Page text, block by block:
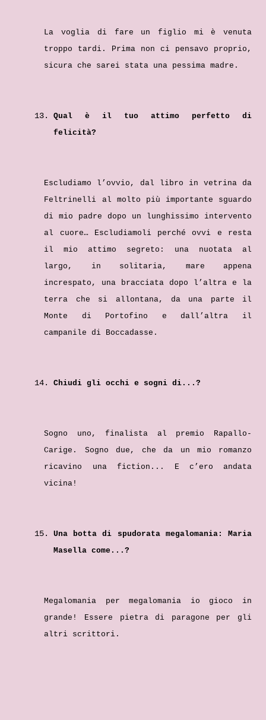
La voglia di fare un figlio mi è venuta
troppo tardi. Prima non ci pensavo proprio,
sicura che sarei stata una pessima madre.
Qual è il tuo attimo perfetto di
felicità?
Escludiamo l’ovvio, dal libro in vetrina da
Feltrinelli al molto più importante sguardo
di mio padre dopo un lunghissimo intervento
al cuore… Escludiamoli perché ovvi e resta
il mio attimo segreto: una nuotata al
largo, in solitaria, mare appena
increspato, una bracciata dopo l’altra e la
terra che si allontana, da una parte il
Monte di Portofino e dall’altra il
campanile di Boccadasse.
Chiudi gli occhi e sogni di...?
Sogno uno, finalista al premio Rapallo-
Carige. Sogno due, che da un mio romanzo
ricavino una fiction... E c’ero andata
vicina!
Una botta di spudorata megalomania: Maria
Masella come...?
Megalomania per megalomania io gioco in
grande! Essere pietra di paragone per gli
altri scrittori.